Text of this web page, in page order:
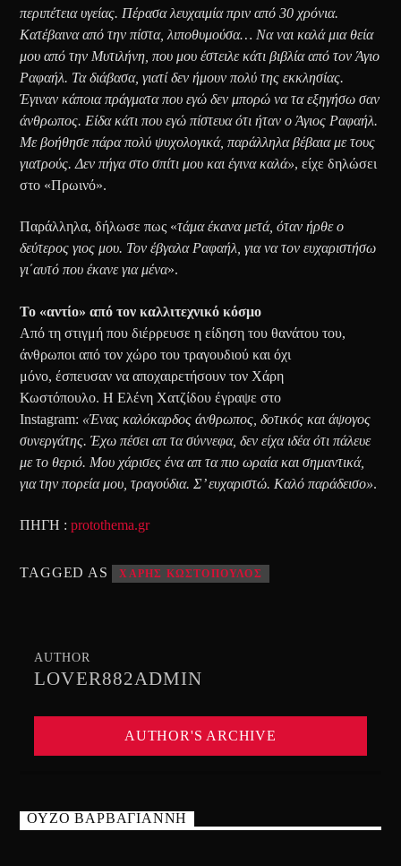
περιπέτεια υγείας. Πέρασα λευχαιμία πριν από 30 χρόνια.
Κατέβαινα από την πίστα, λιποθυμούσα… Να ναι καλά μια θεία
μου από την Μυτιλήνη, που μου έστειλε κάτι βιβλία από τον Άγιο
Ραφαήλ. Τα διάβασα, γιατί δεν ήμουν πολύ της εκκλησίας.
Έγιναν κάποια πράγματα που εγώ δεν μπορώ να τα εξηγήσω σαν
άνθρωπος. Είδα κάτι που εγώ πίστευα ότι ήταν ο Άγιος Ραφαήλ.
Με βοήθησε πάρα πολύ ψυχολογικά, παράλληλα βέβαια με τους
γιατρούς. Δεν πήγα στο σπίτι μου και έγινα καλά», είχε δηλώσει
στο «Πρωινό».
Παράλληλα, δήλωσε πως «τάμα έκανα μετά, όταν ήρθε ο
δεύτερος γιος μου. Τον έβγαλα Ραφαήλ, για να τον ευχαριστήσω
γι΄αυτό που έκανε για μένα».
Το «αντίο» από τον καλλιτεχνικό κόσμο
Από τη στιγμή που διέρρευσε η είδηση του θανάτου του,
άνθρωποι από τον χώρο του τραγουδιού και όχι
μόνο, έσπευσαν να αποχαιρετήσουν τον Χάρη
Κωστόπουλο. Η Ελένη Χατζίδου έγραψε στο
Instagram: «Ένας καλόκαρδος άνθρωπος, δοτικός και άψογος
συνεργάτης. Έχω πέσει απ τα σύννεφα, δεν είχα ιδέα ότι πάλευε
με το θεριό. Μου χάρισες ένα απ τα πιο ωραία και σημαντικά,
για την πορεία μου, τραγούδια. Σ’ ευχαριστώ. Καλό παράδεισο».
ΠΗΓΗ :protothema.gr
TAGGED AS ΧΑΡΗΣ ΚΩΣΤΟΠΟΥΛΟΣ
AUTHOR
LOVER882ADMIN
AUTHOR'S ARCHIVE
ΟΥΖΟ ΒΑΡΒΑΓΙΑΝΝΗ